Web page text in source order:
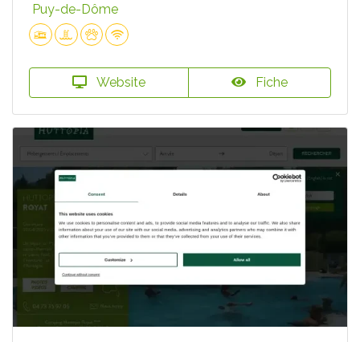
Puy-de-Dôme
Website Fiche